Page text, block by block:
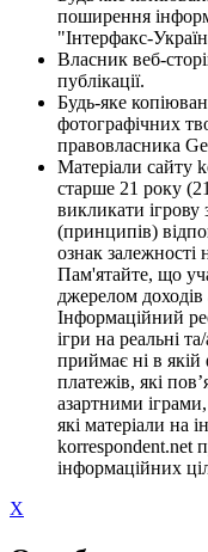
поширення
"Інтерфакс-
Власник веб-
публікації.
Будь-яке
фотографічних
правовласника
Матеріали сайту
старше 21 року
викликати
(принципів)
ознак залежності
Пам'ятайте, що
джерелом
Інформаційний
ігри на реальні
приймає ні в
платежів, які
азартними
які матеріали на
korrespondent.net
інформаційних
X